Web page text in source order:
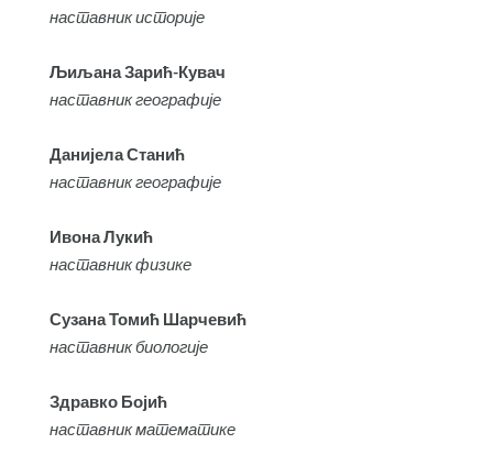
наставник историје
Љиљана Зарић-Кувач
наставник географије
Данијела Станић
наставник географије
Ивона Лукић
наставник физике
Сузана Томић Шарчевић
наставник биологије
Здравко Бојић
наставник математике